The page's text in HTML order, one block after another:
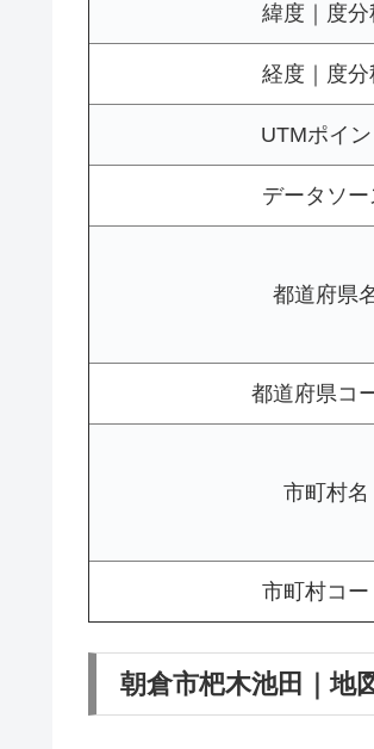
緯度｜度分
経度｜度分
UTMポイン
データソー
都道府県
都道府県コ
市町村名
市町村コー
朝倉市杷木池田｜地